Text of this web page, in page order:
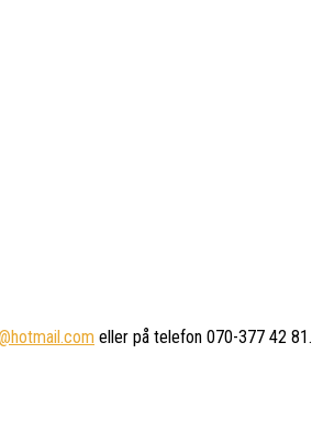
eller på telefon 070-377 42 81.